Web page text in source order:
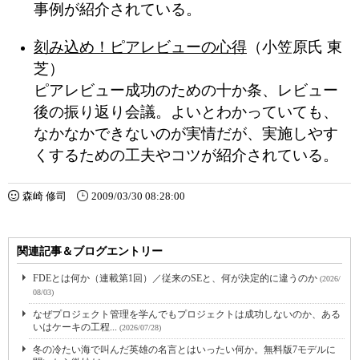
事例が紹介されている。
刻み込め！ピアレビューの心得 （小笠原氏 東
芝）
ピアレビュー成功のための十か条、レビュー
後の振り返り会議。よいとわかっていても、
なかなかできないのが実情だが、実施しやす
くするための工夫やコツが紹介されている。
森崎 修司 2009/03/30 08:28:00
関連記事＆ブログエントリー
FDEとは何か（連載第1回）／従来のSEと、何が決定的に違うのか (2026/
08/03)
なぜプロジェクト管理を学んでもプロジェクトは成功しないのか、ある
いはケーキの工程... (2026/07/28)
冬の冷たい海で叫んだ英雄の名言とはいったい何か。無料版7モデルに